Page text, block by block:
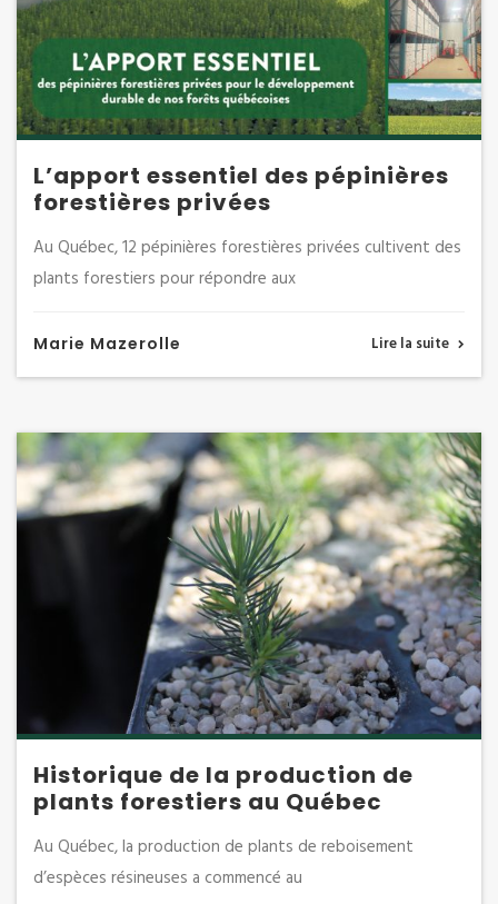
L’apport essentiel des pépinières
forestières privées
Au Québec, 12 pépinières forestières privées cultivent des
plants forestiers pour répondre aux
Marie Mazerolle Lire la suite
Historique de la production de
plants forestiers au Québec
Au Québec, la production de plants de reboisement
d’espèces résineuses a commencé au